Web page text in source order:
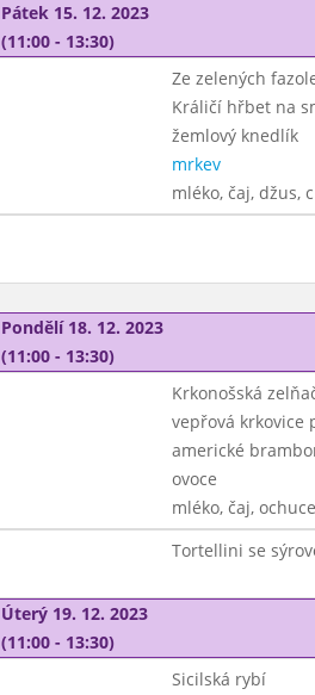
Pátek 15. 12. 2023
(11:00 - 13:30)
Ze zelených
Králičí hřbet na
žemlový knedlík
mrkev
mléko, čaj, džus,
Pondělí 18. 12. 2023
(11:00 - 13:30)
Krkonošská
vepřová krkovice
americké
ovoce
mléko, čaj,
Tortellini se
Úterý 19. 12. 2023
(11:00 - 13:30)
Sicilská rybí